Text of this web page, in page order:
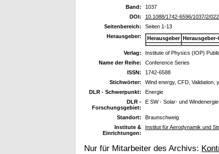
Band:
1037
DOI:
10.1088/1742-6596/1037/2/
Seitenbereich:
Seiten 1-13
Herausgeber:
Herausgeber Herausgeber-
Verlag:
Institute of Physics (IOP)
Name der Reihe:
Conference Series
ISSN:
1742-6588
Stichwörter:
Wind energy, CFD, Validation,
DLR - Schwerpunkt:
Energie
DLR -
Forschungsgebiet:
E SW - Solar- und Windenergie
Standort:
Braunschweig
Institute &
Einrichtungen:
Institut für Aerodynamik und
Nur für Mitarbeiter des Archivs: